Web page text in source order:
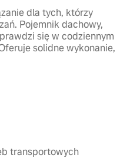
dla tych, którzy
Pojemnik dachowy,
się w codziennym
solidne wykonanie,
transportowych